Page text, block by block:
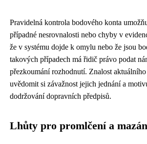
Pravidelná kontrola bodového konta
případné nesrovnalosti nebo chyby v
že v systému dojde k omylu nebo že jsou
takových případech má řidič právo podat
přezkoumání rozhodnutí. Znalost
uvědomit si závažnost jejich jednání a
dodržování dopravních předpisů.
Lhůty pro promlčení a